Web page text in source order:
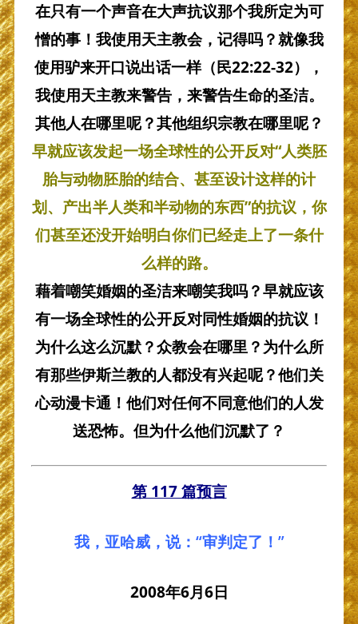
在只有一个声音在大声抗议那个我所定为可
憎的事！我使用天主教会，记得吗？就像我
使用驴来开口说出话一样（民22:22-32），
我使用天主教来警告，来警告生命的圣洁。
其他人在哪里呢？其他组织宗教在哪里呢？
早就应该发起一场全球性的公开反对“人类胚
胎与动物胚胎的结合、甚至设计这样的计
划、产出半人类和半动物的东西”的抗议，你
们甚至还没开始明白你们已经走上了一条什
么样的路。
藉着嘲笑婚姻的圣洁来嘲笑我吗？早就应该
有一场全球性的公开反对同性婚姻的抗议！
为什么这么沉默？众教会在哪里？为什么所
有那些伊斯兰教的人都没有兴起呢？他们关
心动漫卡通！他们对任何不同意他们的人发
送恐怖。但为什么他们沉默了？
第 117 篇预言
我，亚哈威，说：“审判定了！”
2008年6月6日